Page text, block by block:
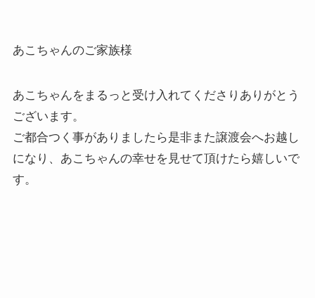
あこちゃんのご家族様
あこちゃんをまるっと受け入れてくださりありがとう
ございます。
ご都合つく事がありましたら是非また譲渡会へお越し
になり、あこちゃんの幸せを見せて頂けたら嬉しいで
す。